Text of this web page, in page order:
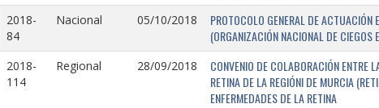
2018-
84
Nacional 05/10/2018
PROTOCOLO GENERAL DE
(ORGANIZACIÓN NACIONAL DE CIEGOS
2018-
114
Regional 28/09/2018
CONVENIO DE COLABORACIÓN ENTRE
RETINA DE LA REGIÓNI DE MURCIA
ENFERMEDADES DE LA RETINA